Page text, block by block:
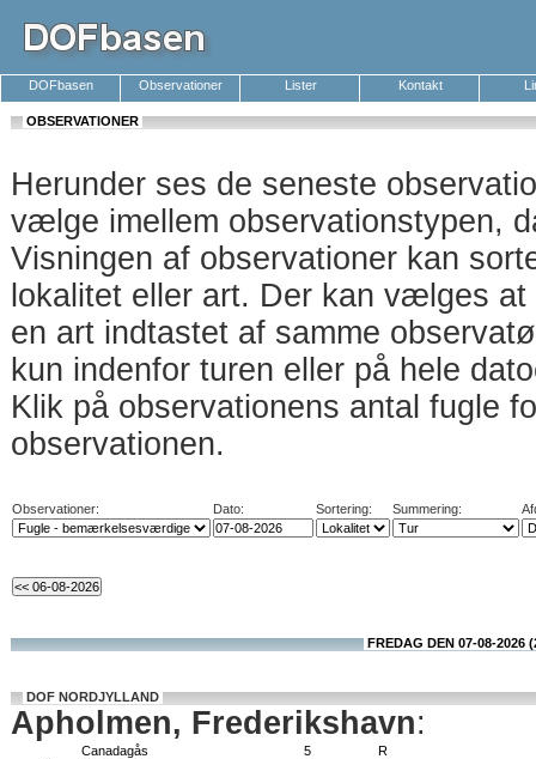
DOFbasen Observationer Lister Kontakt
OBSERVATIONER
Herunder ses de seneste
vælge imellem observationstypen,
Visningen af observationer kan
lokalitet eller art. Der kan vælges
en art indtastet af samme
kun indenfor turen eller på hele
Klik på observationens antal fugle
observationen.
Observationer: Dato: Sortering: Summering:
FREDAG DEN 07-08-2026 (
DOF NORDJYLLAND
Apholmen, Frederikshavn:
Canadagås 5
R